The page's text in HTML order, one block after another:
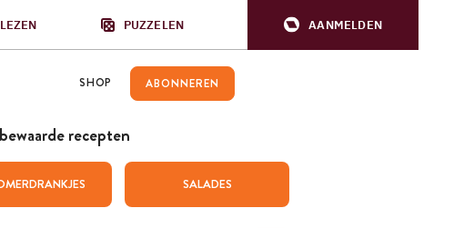
PUZZELEN AANMELDEN
SHOP ABONNEREN
recepten
SALADES